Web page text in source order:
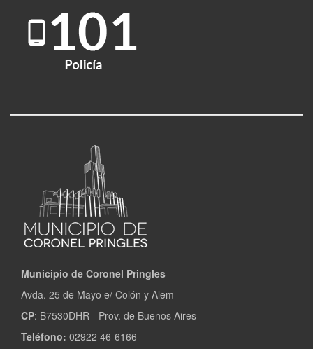
Municipio de Coronel Pringles
Avda. 25 de Mayo e/ Colón y Alem
CP: B7530DHR - Prov. de Buenos Aires
Teléfono: 02922 46-6166